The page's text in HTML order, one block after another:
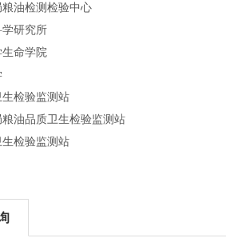
油检测检验中心
学研究所
命学院
检验监测站
油品质卫生检验监测站
检验监测站